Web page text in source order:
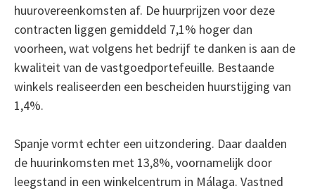
huurovereenkomsten af. De huurprijzen voor deze
contracten liggen gemiddeld 7,1% hoger dan
voorheen, wat volgens het bedrijf te danken is aan de
kwaliteit van de vastgoedportefeuille. Bestaande
winkels realiseerden een bescheiden huurstijging van
1,4%.
Spanje vormt echter een uitzondering. Daar daalden
de huurinkomsten met 13,8%, voornamelijk door
leegstand in een winkelcentrum in Málaga. Vastned